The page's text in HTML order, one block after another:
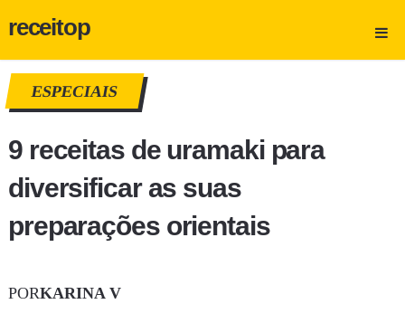
receitop
ESPECIAIS
9 receitas de uramaki para
diversificar as suas
preparações orientais
PORKARINA V